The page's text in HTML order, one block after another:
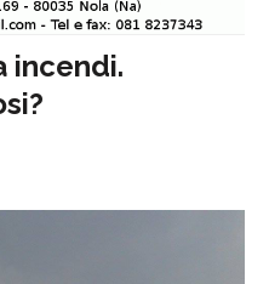
incendi.